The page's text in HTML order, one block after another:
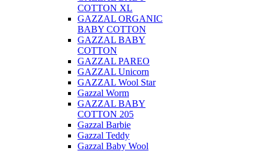
COTTON XL
GAZZAL ORGANIC
BABY COTTON
GAZZAL BABY
COTTON
GAZZAL PAREO
GAZZAL Unicorn
GAZZAL Wool Star
Gazzal Worm
GAZZAL BABY
COTTON 205
Gazzal Barbie
Gazzal Teddy
Gazzal Baby Wool